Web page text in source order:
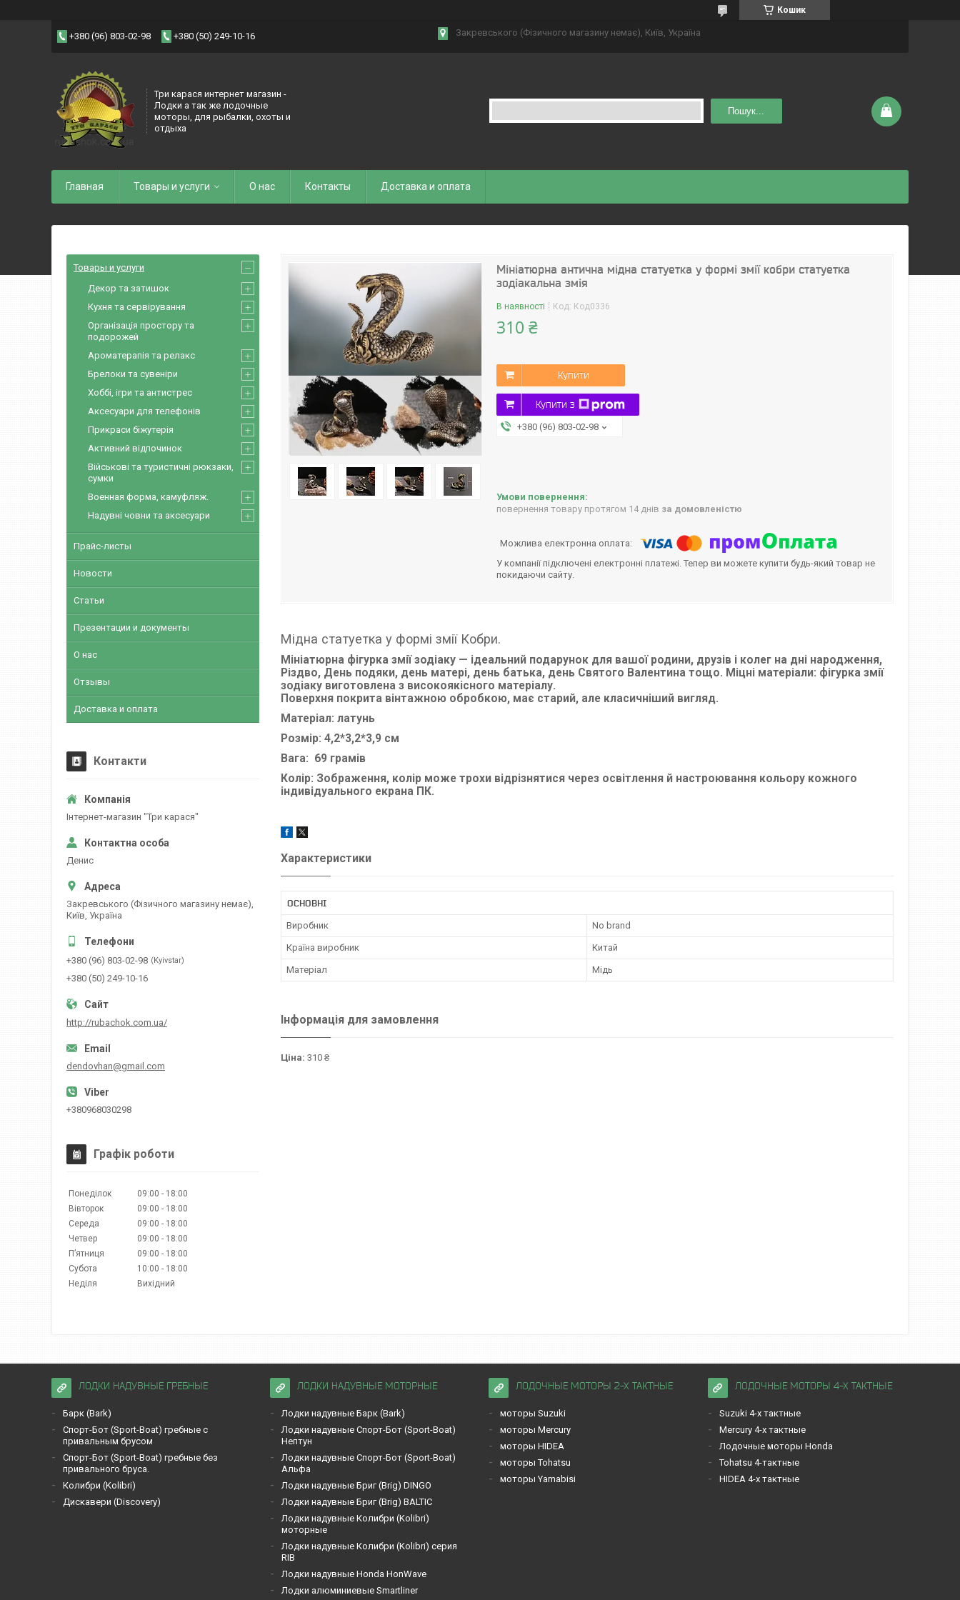
Кошик
+380 (96) 803-02-98 +380 (50) 249-10-16 Закревського (Фізичного магазину немає), Київ, Україна
Три карася интернет магазин -
Лодки а так же лодочные
моторы, для рыбалки, охоты и
отдыха
Пошук...
Главная Товары и услуги О нас Контакты Доставка и оплата
Мініатюрна антична мідна статуетка у формі змії кобри статуетка
зодіакальна змія
В наявності Код: Код0336
310 ₴
Купити
Купити з
+380 (96) 803-02-98
повернення товару протягом 14 днів за домовленістю
У компанії підключені електронні платежі. Тепер ви можете купити будь-який товар не
покидаючи сайту.
Мідна статуетка у формі змії Кобри.
Мініатюрна фігурка змії зодіаку — ідеальний подарунок для вашої родини, друзів і колег на дні народження,
Різдво, День подяки, день матері, день батька, день Святого Валентина тощо. Міцні матеріали: фігурка змії
зодіаку виготовлена з високоякісного матеріалу.
Поверхня покрита вінтажною обробкою, має старий, але класичніший вигляд.
Матеріал: латунь
Розмір: 4,2*3,2*3,9 см
Вага: 69 грамів
Колір: Зображення, колір може трохи відрізнятися через освітлення й настроювання кольору кожного
індивідуального екрана ПК.
Характеристики
ОСНОВНІ
Виробник No brand
Країна виробник Китай
Матеріал Мідь
Інформація для замовлення
Ціна: 310 ₴
Товары и услуги
Декор та затишок
Кухня та сервірування
Організація простору та
подорожей
Ароматерапія та релакс
Брелоки та сувеніри
Хоббі, ігри та антистрес
Аксесуари для телефонів
Прикраси біжутерія
Активний відпочинок
Військові та туристичні рюкзаки,
сумки
Военная форма, камуфляж.
Надувні човни та аксесуари
Прайс-листы
Новости
Статьи
Презентации и документы
О нас
Отзывы
Доставка и оплата
Контакти
Інтернет-магазин "Три карася"
Денис
Закревського (Фізичного магазину немає),
Київ, Україна
+380 (96) 803-02-98 Kyivstar
+380 (50) 249-10-16
http://rubachok.com.ua/
dendovhan@gmail.com
+380968030298
Графік роботи
Понеділок 09:00
18:00
Вівторок
09:00
18:00
Середа
09:00
18:00
Четвер
09:00
18:00
Пʼятниця
09:00
18:00
Субота
10:00
18:00
Неділя
Вихідний
ЛОДКИ НАДУВНЫЕ ГРЕБНЫЕ
Барк (Bark)
Спорт-Бот (Sport-Boat) гребные с
привальным брусом
Спорт-Бот (Sport-Boat) гребные без
привального бруса.
Кoлибри (Kolibri)
Дискавери (Discoverу)
ЛОДКИ НАДУВНЫЕ МОТОРНЫЕ
Лодки надувные Барк (Bark)
Лодки надувные Спорт-Бот (Sport-Boat)
Нептун
Лодки надувные Спорт-Бот (Sport-Boat)
Альфа
Лодки надувные Бриг (Brig) DINGO
Лодки надувные Бриг (Brig) BALTIC
Лодки надувные Кoлибри (Kolibri)
моторные
Лодки надувные Кoлибри (Kolibri) серия
RIB
Лодки надувные Honda HonWave
Лодки алюминиевые Smartliner
ЛОДОЧНЫЕ МОТОРЫ 2-Х ТАКТНЫЕ
моторы Suzuki
моторы Mercury
моторы HIDEA
моторы Tohatsu
моторы Yamabisi
ЛОДОЧНЫЕ МОТОРЫ 4-Х ТАКТНЫЕ
Suzuki 4-х тактные
Mercury 4-х тактные
Лодочные моторы Honda
Tohatsu 4-тактные
HIDEA 4-х тактные